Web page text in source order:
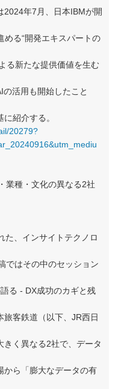
年7月、日本IBMが開
る“開発エキスパートの
る新たな提供価値を生む
活用も開始したこと
紹介する。
20279?
業種・文化の異なる2社
、インサイトテクノロ
ではその中のセッション
る ‐ DX成功のカギと残
旅客鉄道（以下、JR西日
きく異なる2社で、データ
から「膨大なデータの有